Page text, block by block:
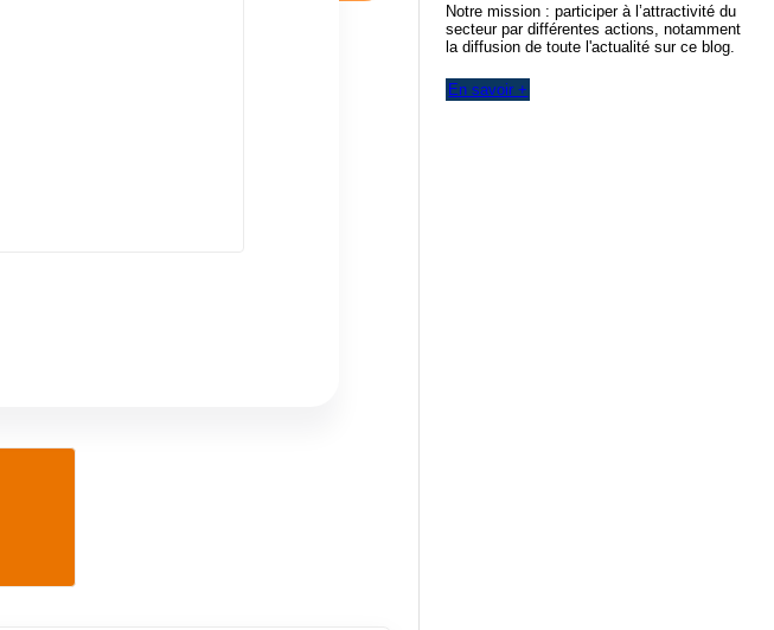
Notre mission : participer à l’attractivité du
secteur par différentes actions, notamment
la diffusion de toute l'actualité sur ce blog.
En savoir +